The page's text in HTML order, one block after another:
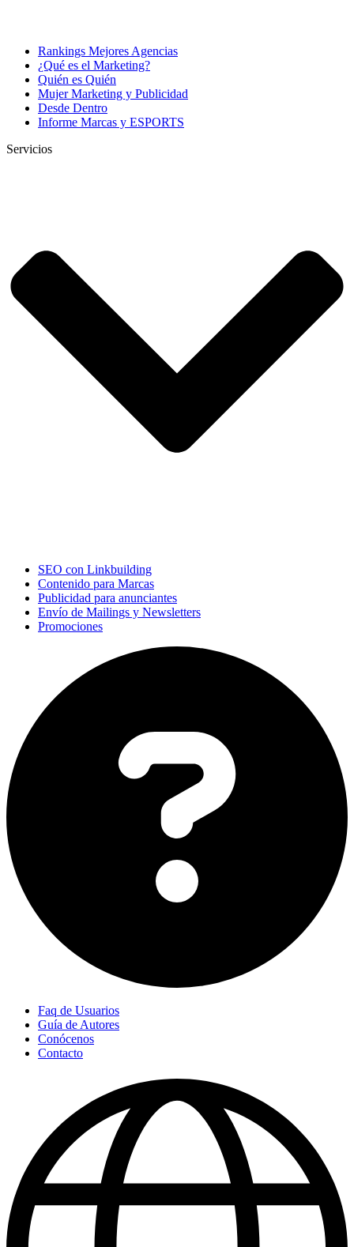
Rankings Mejores Agencias
¿Qué es el Marketing?
Quién es Quién
Mujer Marketing y Publicidad
Desde Dentro
Informe Marcas y ESPORTS
Servicios
SEO con Linkbuilding
Contenido para Marcas
Publicidad para anunciantes
Envío de Mailings y Newsletters
Promociones
Faq de Usuarios
Guía de Autores
Conócenos
Contacto